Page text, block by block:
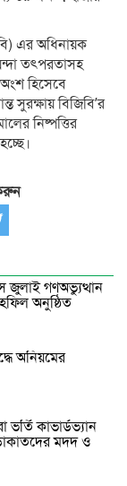
এর অধিনায়ক
তৎপরতাসহ
হিসেবে
সুরক্ষায় বিজিবি’র
নিষ্পত্তির
জুলাই গণঅভ্যুত্থান
অনুষ্ঠিত
অনিয়মের
ভর্তি কাভার্ডভ্যান
মদদ ও